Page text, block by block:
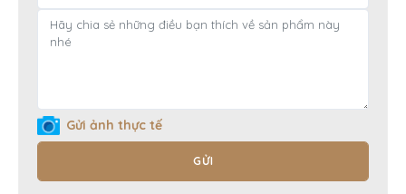
Gửi ảnh thực tế
GỬI